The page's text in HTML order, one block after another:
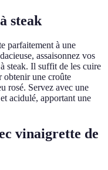
steak
parfaitement à une
assaisonnez vos
steak. Il suffit de les cuire
obtenir une croûte
rosé. Servez avec une
acidulé, apportant une
vinaigrette de